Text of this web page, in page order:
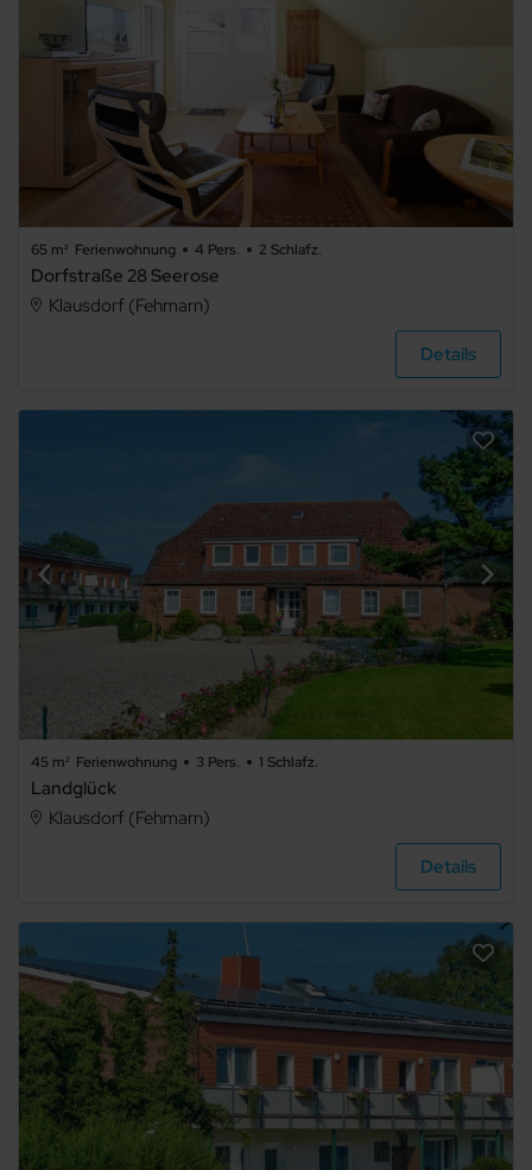
65 m² Ferienwohnung 4 Pers. 2 Schlafz.
Dorfstraße 28 Seerose
Klausdorf (Fehmarn)
Details
45 m² Ferienwohnung 3 Pers. 1 Schlafz.
Landglück
Klausdorf (Fehmarn)
Details